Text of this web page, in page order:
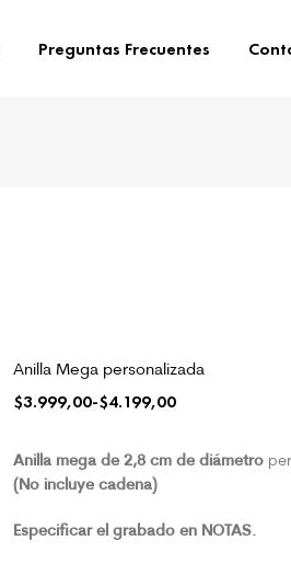
Preguntas Frecuentes
Anilla Mega personalizada
$3.999,00-$4.199,00
Anilla mega de 2,8 cm de diámetro
(No incluye cadena)
Especificar el grabado en NOTAS.